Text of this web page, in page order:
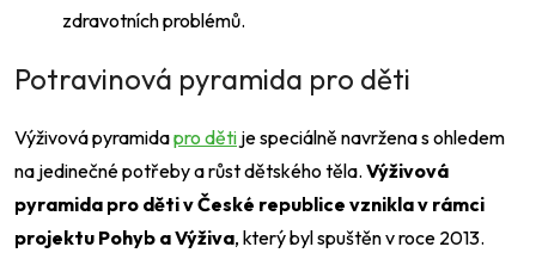
zdravotních problémů.
Potravinová pyramida pro děti
Výživová pyramidapro děti je speciálně navržena s ohledem
na jedinečné potřeby a růst dětského těla. Výživová
pyramida pro děti v České republice vznikla v rámci
projektu Pohyb a Výživa, který byl spuštěn v roce 2013.